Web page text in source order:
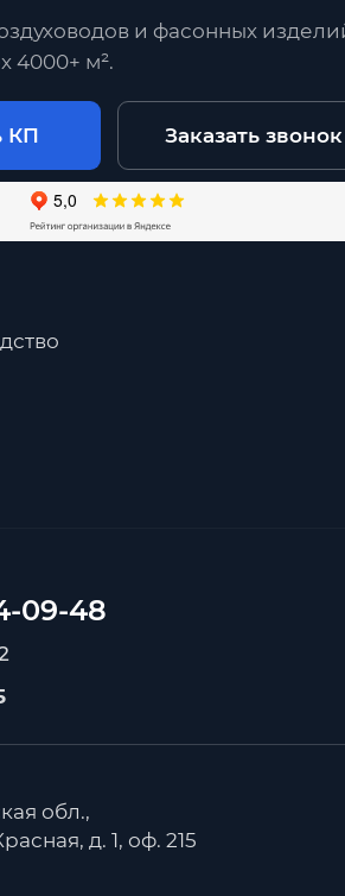
и фасонных
4000+ м².
КП Заказать звонок
обл.,
д. 1, оф. 215